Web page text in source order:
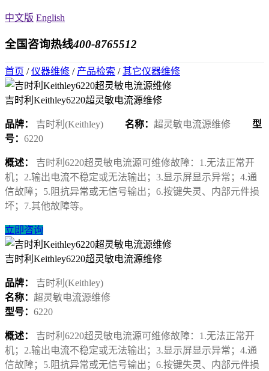
中文版 English
全国咨询热线400-8765512
首页 /仪器维修 / 产品检索 /其它仪器维修
吉时利Keithley6220超灵敏电流源维修
品牌： 吉时利(Keithley) 名称： 超灵敏电流源维修
型
号： 6220
概述： 吉时利6220超灵敏电流源可维修故障：1.无法正常开
机；2.输出电流不稳定或无法输出；3.显示屏显示异常；4.通
信故障；5.阻抗异常或无信号输出；6.按键失灵、内部元件损
坏；7.其他故障等。
立即咨询
吉时利Keithley6220超灵敏电流源维修
品牌：
吉时利(Keithley)
名称： 超灵敏电流源维修
型号： 6220
概述： 吉时利6220超灵敏电流源可维修故障：1.无法正常开
机；2.输出电流不稳定或无法输出；3.显示屏显示异常；4.通
信故障；5.阻抗异常或无信号输出；6.按键失灵、内部元件损